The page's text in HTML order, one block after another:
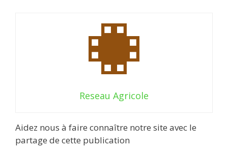
Reseau Agricole
Aidez nous à faire connaître notre site avec le
partage de cette publication